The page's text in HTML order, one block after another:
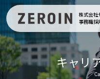
株式会社
事務職採
キャリ